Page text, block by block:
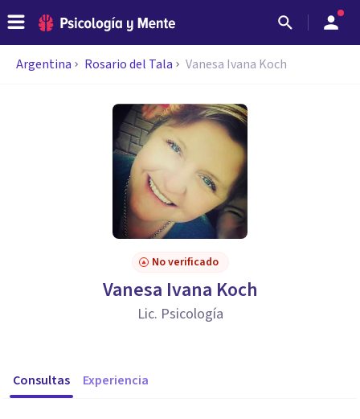
Argentina Rosario del Tala Vanesa Ivana Koch
No verificado
Vanesa Ivana Koch
Lic. Psicología
Consultas Experiencia